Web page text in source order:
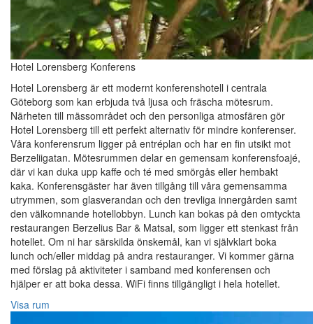
Hotel Lorensberg Konferens
Hotel Lorensberg är ett modernt konferenshotell i centrala
Göteborg som kan erbjuda två ljusa och fräscha mötesrum.
Närheten till mässområdet och den personliga atmosfären gör
Hotel Lorensberg till ett perfekt alternativ för mindre konferenser.
Våra konferensrum ligger på entréplan och har en fin utsikt mot
Berzeliigatan. Mötesrummen delar en gemensam konferensfoajé,
där vi kan duka upp kaffe och té med smörgås eller hembakt
kaka. Konferensgäster har även tillgång till våra gemensamma
utrymmen, som glasverandan och den trevliga innergården samt
den välkomnande hotellobbyn. Lunch kan bokas på den omtyckta
restaurangen Berzelius Bar & Matsal, som ligger ett stenkast från
hotellet. Om ni har särskilda önskemål, kan vi självklart boka
lunch och/eller middag på andra restauranger. Vi kommer gärna
med förslag på aktiviteter i samband med konferensen och
hjälper er att boka dessa. WiFi finns tillgängligt i hela hotellet.
Visa rum